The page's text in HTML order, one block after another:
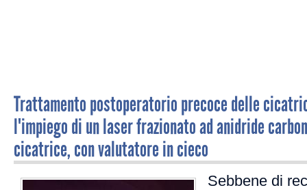
Trattamento postoperatorio precoce delle
l'impiego di un laser frazionato ad anidride
cicatrice, con valutatore in cieco
Sebbene di